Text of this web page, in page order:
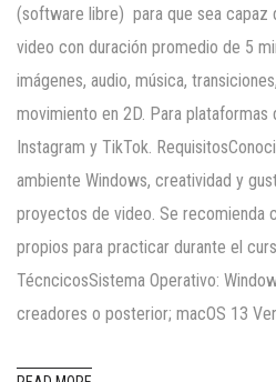
(software libre) para que sea capaz
video con duración promedio de 5
imágenes, audio, música,
movimiento en 2D. Para plataformas
Instagram y TikTok.
ambiente Windows, creatividad y
proyectos de video. Se recomienda
propios para practicar durante el
TécncicosSistema Operativo:
creadores o posterior; macOS 13